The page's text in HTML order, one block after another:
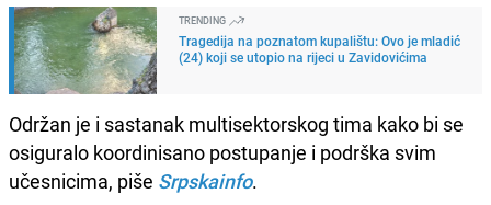
TRENDING
Tragedija na poznatom kupalištu: Ovo je mladić
(24) koji se utopio na rijeci u Zavidovićima
Održan je i sastanak multisektorskog tima kako bi se
osiguralo koordinisano postupanje i podrška svim
učesnicima, piše Srpskainfo.